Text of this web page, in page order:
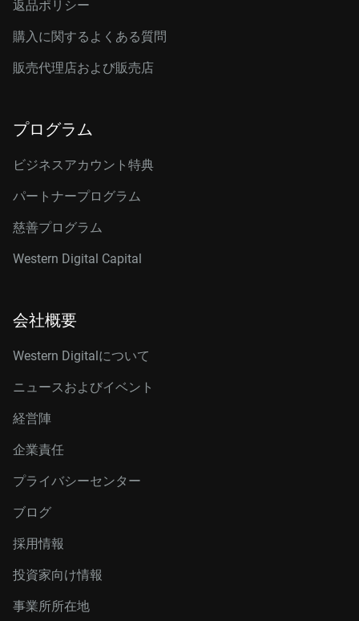
返品ポリシー
購入に関するよくある質問
販売代理店および販売店
プログラム
ビジネスアカウント特典
パートナープログラム
慈善プログラム
Western Digital Capital
会社概要
Western Digitalについて
ニュースおよびイベント
経営陣
企業責任
プライバシーセンター
ブログ
採用情報
投資家向け情報
事業所所在地